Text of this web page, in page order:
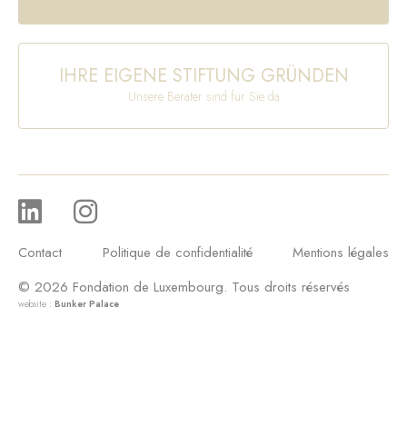
IHRE EIGENE STIFTUNG GRÜNDEN
Unsere Berater sind für Sie da
Contact Politique de confidentialité
Mentions légales
© 2026 Fondation de Luxembourg. Tous droits réservés
website : Bunker Palace